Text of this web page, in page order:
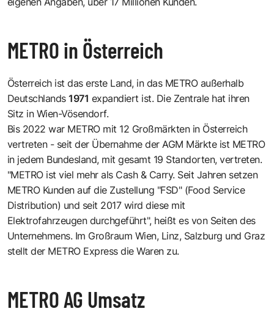
METRO in Österreich
Österreich ist das erste Land, in das METRO außerhalb
Deutschlands1971 expandiert ist. Die Zentrale hat ihren
Sitz in Wien-Vösendorf.
Bis 2022 war METRO mit 12 Großmärkten in Österreich
vertreten - seit der Übernahme der AGM Märkte ist METRO
in jedem Bundesland, mit gesamt 19 Standorten, vertreten.
"METRO ist viel mehr als Cash & Carry. Seit Jahren setzen
METRO Kunden auf die Zustellung "FSD" (Food Service
Distribution) und seit 2017 wird diese mit
Elektrofahrzeugen durchgeführt", heißt es von Seiten des
Unternehmens. Im Großraum Wien, Linz, Salzburg und Graz
stellt der METRO Express die Waren zu.
METRO AG Umsatz